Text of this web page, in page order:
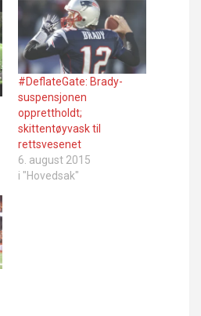
#DeflateGate: Brady-
suspensjonen
opprettholdt;
skittentøyvask til
rettsvesenet
6. august 2015
i "Hovedsak"